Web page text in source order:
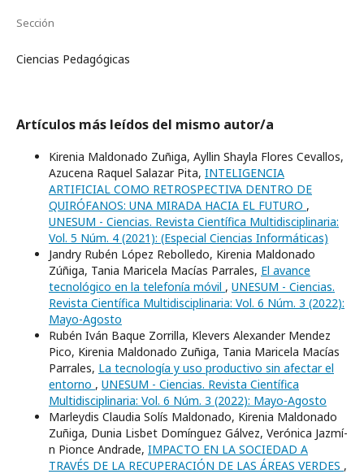
Sección
Ciencias Pedagógicas
Artículos más leídos del mismo autor/a
Kirenia Maldonado Zuñiga, Ayllin Shayla Flores Cevallos,
Azucena Raquel Salazar Pita, INTELIGENCIA
ARTIFICIAL COMO RETROSPECTIVA DENTRO DE
QUIRÓFANOS: UNA MIRADA HACIA EL FUTURO ,
UNESUM - Ciencias. Revista Científica Multidisciplinaria:
Vol. 5 Núm. 4 (2021): (Especial Ciencias Informáticas)
Jandry Rubén López Rebolledo, Kirenia Maldonado
Zúñiga, Tania Maricela Macías Parrales, El avance
tecnológico en la telefonía móvil , UNESUM - Ciencias.
Revista Científica Multidisciplinaria: Vol. 6 Núm. 3 (2022):
Mayo-Agosto
Rubén Iván Baque Zorrilla, Klevers Alexander Mendez
Pico, Kirenia Maldonado Zuñiga, Tania Maricela Macías
Parrales, La tecnología y uso productivo sin afectar el
entorno , UNESUM - Ciencias. Revista Científica
Multidisciplinaria: Vol. 6 Núm. 3 (2022): Mayo-Agosto
Marleydis Claudia Solí­s Maldonado, Kirenia Maldonado
Zuñiga, Dunia Lisbet Domí­nguez Gálvez, Verónica Jazmí­
n Pionce Andrade, IMPACTO EN LA SOCIEDAD A
TRAVÉS DE LA RECUPERACIÓN DE LAS ÁREAS VERDES ,